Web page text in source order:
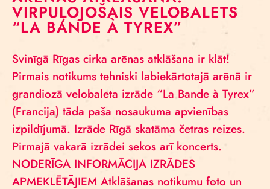
VIRPUĻOJOŠAIS VELOBALETS
“LA BANDE À TYREX”
Svinīgā Rīgas cirka arēnas atklāšana ir klāt!
Pirmais notikums tehniski labiekārtotajā arēnā ir
grandiozā velobaleta izrāde “La Bande à Tyrex”
(Francija) tāda paša nosaukuma apvienības
izpildījumā. Izrāde Rīgā skatāma četras reizes.
Pirmajā vakarā izrādei sekos arī koncerts.
NODERĪGA INFORMĀCIJA IZRĀDES
APMEKLĒTĀJIEM Atklāšanas notikumu foto un